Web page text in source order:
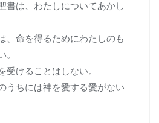
書は、わたしについてあかし
、命を得るためにわたしのも
。
受けることはしない。
うちには神を愛する愛がない